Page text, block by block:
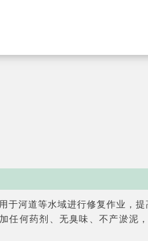
于河道等水域进行修复作业，
任何药剂、无臭味、不产淤泥